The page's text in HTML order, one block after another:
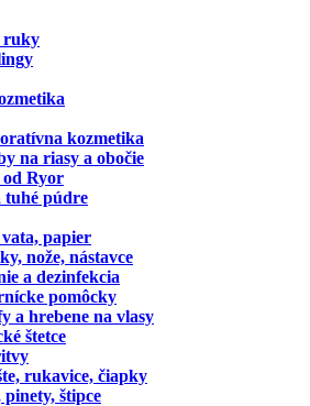
ruky
kozmetika
na riasy a obočie
Ryor
tuhé púdre
papier
nože, nástavce
a dezinfekcia
pomôcky
a hrebene na vlasy
štetce
rukavice, čiapky
pinety, štipce